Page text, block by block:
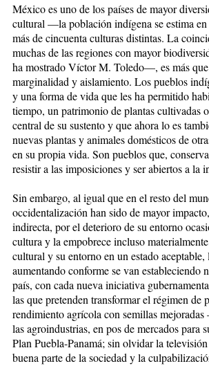
México es uno de los países de mayor
cultural —la población indígena se estima
más de cincuenta culturas distintas. La
muchas de las regiones con mayor
ha mostrado Víctor M. Toledo—, es más
marginalidad y aislamiento. Los pueblos
y una forma de vida que les ha permitido
tiempo, un patrimonio de plantas cultivadas
central de su sustento y que ahora lo es
nuevas plantas y animales domésticos de
en su propia vida. Son pueblos que,
resistir a las imposiciones y ser abiertos a la
Sin embargo, al igual que en el resto del
occidentalización han sido de mayor
indirecta, por el deterioro de su entorno
cultura y la empobrece incluso
cultural y su entorno en un estado
aumentando conforme se van estableciendo
país, con cada nueva iniciativa
las que pretenden transformar el régimen
rendimiento agrícola con semillas
las agroindustrias, en pos de mercados para
Plan Puebla-Panamá; sin olvidar la
buena parte de la sociedad y la